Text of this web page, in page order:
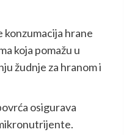
konzumacija hrane
koja pomažu u
žudnje za hranom i
osigurava